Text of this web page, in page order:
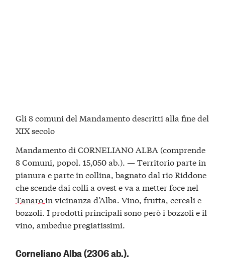
Gli 8 comuni del Mandamento descritti alla fine del
XIX secolo
Mandamento di CORNELIANO ALBA (comprende
8 Comuni, popol. 15,050 ab.). — Territorio parte in
pianura e parte in collina, bagnato dal rio Riddone
che scende dai colli a ovest e va a metter foce nel
Tanaroin vicinanza d’Alba. Vino, frutta, cereali e
bozzoli. I prodotti principali sono però i bozzoli e il
vino, ambedue pregiatissimi.
Corneliano Alba (2306 ab.).